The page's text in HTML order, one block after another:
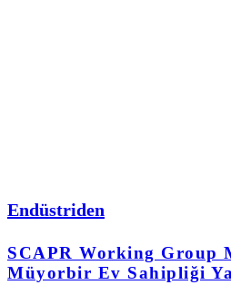
Endüstriden
SCAPR Working Group
Müyorbir Ev Sahipliği